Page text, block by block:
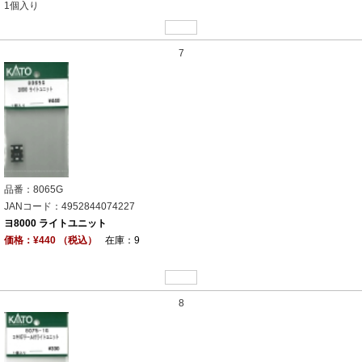
1個入り
7
品番：8065G
JANコード：4952844074227
ヨ8000 ライトユニット
価格：¥440 （税込）
在庫：9
8